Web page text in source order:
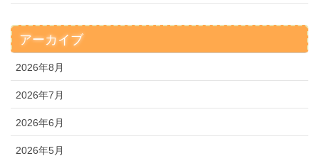
アーカイブ
2026年8月
2026年7月
2026年6月
2026年5月